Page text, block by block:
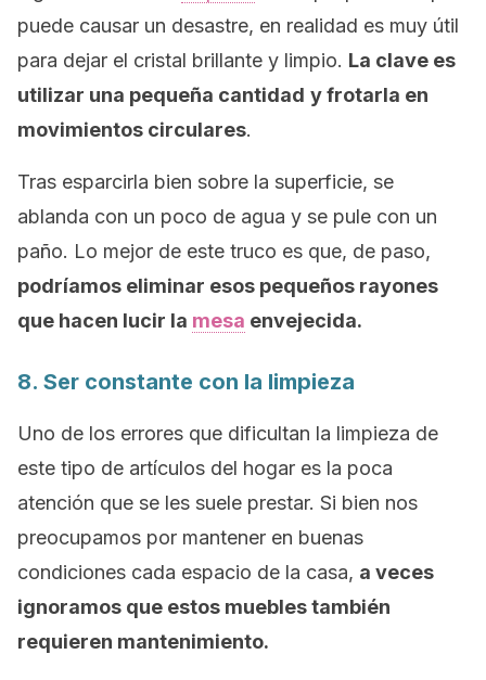
puede causar un desastre, en realidad es muy útil
para dejar el cristal brillante y limpio. La clave es
utilizar una pequeña cantidad y frotarla en
movimientos circulares.
Tras esparcirla bien sobre la superficie, se
ablanda con un poco de agua y se pule con un
paño. Lo mejor de este truco es que, de paso,
podríamos eliminar esos pequeños rayones
que hacen lucir la mesa envejecida.
8. Ser constante con la limpieza
Uno de los errores que dificultan la limpieza de
este tipo de artículos del hogar es la poca
atención que se les suele prestar. Si bien nos
preocupamos por mantener en buenas
condiciones cada espacio de la casa, a veces
ignoramos que estos muebles también
requieren mantenimiento.